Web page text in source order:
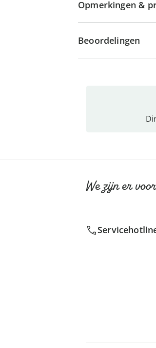
Opmerkingen &
Beoordelingen
We zijn er